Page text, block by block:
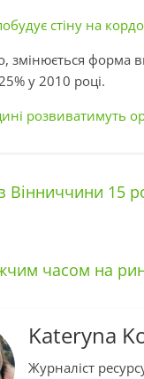
стіну на
змінюється форма
у 2010 році.
розвиватимуть
Вінниччини 15
часом на
Kateryna
Журналіст